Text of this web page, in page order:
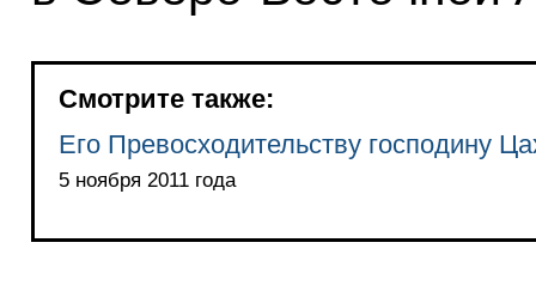
Смотрите также:
Его Превосходительству господину
5 ноября 2011 года